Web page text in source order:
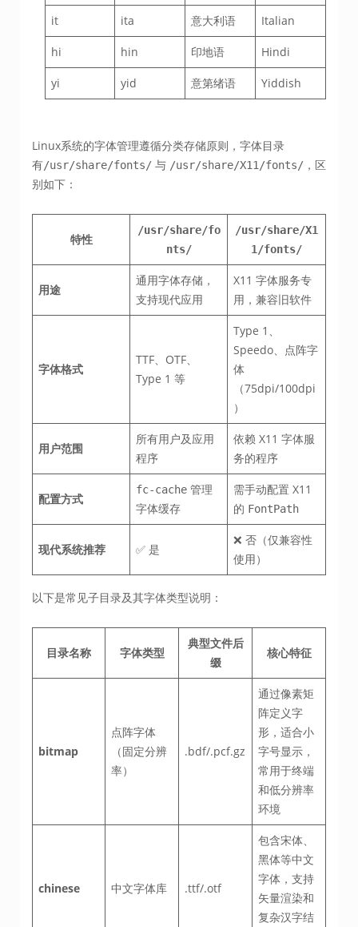
it ita 意大利语 Italian
hi hin 印地语 Hindi
yi yid 意第绪语 Yiddish
Linux系统的字体管理遵循分类存储原则，字体目录
有/usr/share/fonts/ 与 /usr/share/X11/fonts/ ，区
别如下：
特性
/usr/share/fo
nts/
/usr/share/X1
1/fonts/
用途
通用字体存储，
支持现代应用
X11 字体服务专
用，兼容旧软件
字体格式
TTF、OTF、
Type 1 等
Type 1、
Speedo、点阵字
体
（75dpi/100dpi
）
用户范围
所有用户及应用
程序
依赖 X11 字体服
务的程序
配置方式
fc-cache 管理
字体缓存
需手动配置 X11
的 FontPath
现代系统推荐 ✅ 是
❌ 否（仅兼容性
使用）
以下是常见子目录及其字体类型说明：
目录名称 字体类型
典型文件后
缀
核心特征
bitmap
点阵字体
（固定分辨
率）
.bdf/.pcf.gz
通过像素矩
阵定义字
形，适合小
字号显示，
常用于终端
和低分辨率
环境
chinese 中文字体库 .ttf/.otf
包含宋体、
黑体等中文
字体，支持
矢量渲染和
复杂汉字结